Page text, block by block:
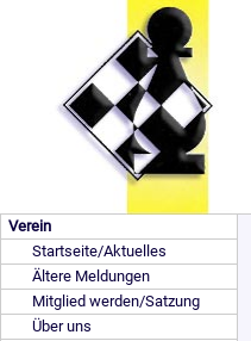
Verein
Startseite/Aktuelles
Ältere Meldungen
Mitglied werden/Satzung
Über uns